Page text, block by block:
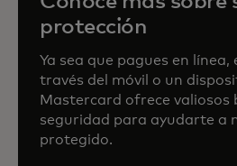
protección
Ya sea que pagues en línea,
través del móvil o un
Mastercard ofrece valiosos
seguridad para ayudarte a
protegido.